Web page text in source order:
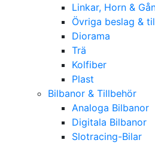
Linkar, Horn &
Övriga beslag &
Diorama
Trä
Kolfiber
Plast
Bilbanor & Tillbehör
Analoga Bilbanor
Digitala Bilbanor
Slotracing-Bilar